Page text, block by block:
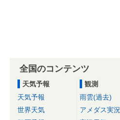
全国のコンテンツ
天気予報
天気予報
世界天気
観測
雨雲(過去)
アメダス実況